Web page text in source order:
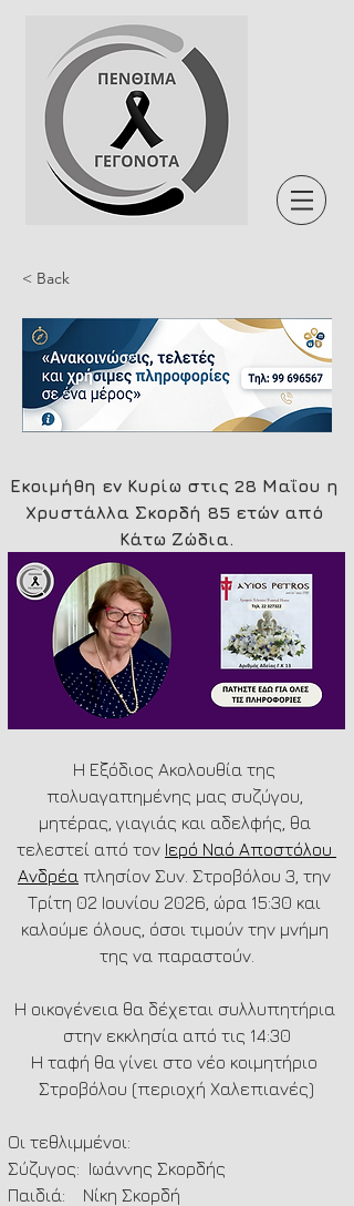
< Back
Εκοιμήθη εν Κυρίω στις 28 Μαΐου η
Χρυστάλλα Σκορδή 85 ετών από
Κάτω Ζώδια.
Η Εξόδιος Ακολουθία της
πολυαγαπημένης μας συζύγου,
μητέρας, γιαγιάς και αδελφής, θα
τελεστεί από τον Ιερό Ναό Αποστόλου
Ανδρέα πλησίον Συν. Στροβόλου 3, την
Τρίτη 02 Ιουνίου 2026, ώρα 15:30 και
καλούμε όλους, όσοι τιμούν την μνήμη
της να παραστούν.
Η οικογένεια θα δέχεται συλλυπητήρια
στην εκκλησία από τις 14:30
Η ταφή θα γίνει στο νέο κοιμητήριο
Στροβόλου (περιοχή Χαλεπιανές)
Οι τεθλιμμένοι:
Σύζυγος:  Ιωάννης Σκορδής
Παιδιά:    Νίκη Σκορδή